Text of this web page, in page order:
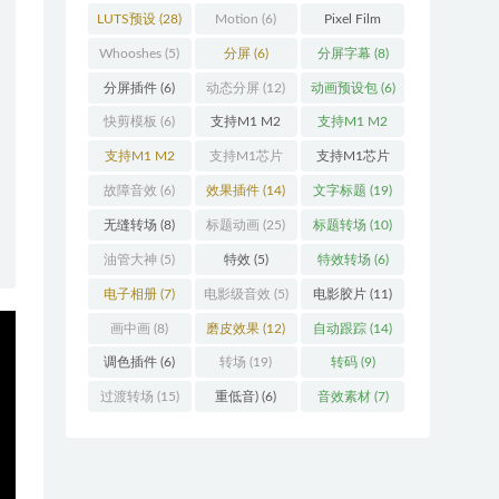
LUTS预设 (28) Motion (6) Pixel Film
Studios(11)
Whooshes (5) 分屏(6) 分屏字幕 (8)
分屏插件 (6) 动态分屏 (12) 动画预设包(6)
快剪模板 (6) 支持M1 M2
(18)
支持M1 M2
M3(25)
支持M1 M2
M3 M4(25)
支持M1芯片
(5)
支持M1芯片
fcpx插件
(460)
故障音效 (6) 效果插件 (14) 文字标题 (19)
无缝转场 (8) 标题动画 (25) 标题转场 (10)
油管大神 (5) 特效 (5) 特效转场 (6)
电子相册 (7) 电影级音效 (5) 电影胶片 (11)
画中画 (8) 磨皮效果 (12) 自动跟踪 (14)
调色插件 (6) 转场 (19) 转码(9)
过渡转场 (15) 重低音) (6) 音效素材(7)